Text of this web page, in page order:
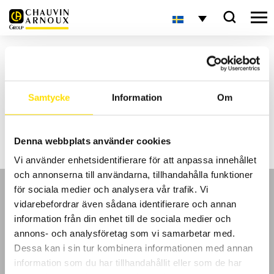
Samtycke Information Om
Denna webbplats använder cookies
Vi använder enhetsidentifierare för att anpassa innehållet
och annonserna till användarna, tillhandahålla funktioner
för sociala medier och analysera vår trafik. Vi
vidarebefordrar även sådana identifierare och annan
information från din enhet till de sociala medier och
annons- och analysföretag som vi samarbetar med.
Dessa kan i sin tur kombinera informationen med annan
information som du har tillhandahållit eller som de har
biometrics
GDPR
Köpvillkor